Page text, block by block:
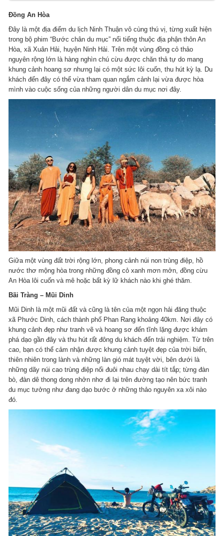
Đồng An Hòa
Đây là một địa điểm du lịch Ninh Thuận vô cùng thú vị, từng xuất hiện
trong bộ phim “Bước chân du mục” nổi tiếng thuộc địa phận thôn An
Hòa, xã Xuân Hải, huyện Ninh Hải. Trên một vùng đồng cỏ thảo
nguyên rộng lớn là hàng nghìn chú cừu được chăn thả tự do mang
khung cảnh hoang sơ nhưng lại có một sức lôi cuốn, thu hút kỳ lạ. Du
khách đến đây có thể vừa tham quan ngắm cảnh lại vừa được hòa
mình vào cuộc sống của những người dân du mục nơi đây.
Giữa một vùng đất trời rộng lớn, phong cảnh núi non trùng điệp, hồ
nước thơ mộng hòa trong những đồng cỏ xanh mơn mởn, đồng cừu
An Hòa lôi cuốn và mê hoặc bất kỳ lữ khách nào khi ghé thăm.
Bãi Tràng – Mũi Dinh
Mũi Dinh là một mũi đất và cũng là tên của một ngọn hải đăng thuộc
xã Phước Dinh, cách thành phố Phan Rang khoảng 40km. Nơi đây có
khung cảnh đẹp như tranh vẽ và hoang sơ đến tĩnh lặng được khám
phá dạo gần đây và thu hút rất đông du khách đến trải nghiệm. Từ trên
cao, bạn có thể cảm nhận được khung cảnh tuyệt đẹp của trời biển,
thiên nhiên trong lành và những làn gió mát tuyệt vời, bên dưới là
những dãy núi cao trùng điệp nối đuôi nhau chạy dài tít tắp; từng đàn
bò, đàn dê thong dong nhởn nhơ đi lại trên đường tạo nên bức tranh
du mục tưởng như đang dạo bước ở những thảo nguyên xa xôi nào
đó.